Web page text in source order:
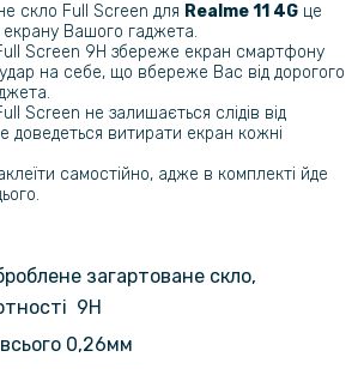
299 грн
Matte для Realme 11 4g на задню панель,
TPU Color Matte Ring для Realme 11 4G
305 грн
скло Full Screen для Realme 11 4G це
екрану Вашого гаджета.
Screen 9H збереже екран смартфону
удар на себе, що вбереже Вас від дорогого
Screen не залишається слідів від
доведеться витирати екран кожні
самостійно, адже в комплекті йде
загартоване скло,
9H
0,26мм